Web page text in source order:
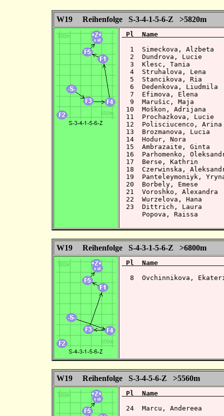
W19 Reihenfolge S-3-4-1-5-6-Z >5820m
Pl  Name
1  Simeckova, Alzbeta
2  Dundrova, Lucie
3  Klesc, Tania
4  Struhalova, Lena
5  Stancikova, Ria
6  Dedenkova, Liudmila
7  Efimova, Elena
9  Marušic, Maja
10  Moškon, Adrijana
11  Prochazkova, Lucie
12  Polisciucenco,
13  Brozmanova, Lucia
14  Hodur, Nora
15  Ambrazaite, Ginta
16  Parhomenko,
17  Berse, Kathrin
18  Czerwinska,
19  Panteleymoniyk,
20  Borbely, Emese
21  Voroshko, Alexandra
22  Wurzelova, Hana
23  Dittrich, Laura
Popova, Raissa
W19 Reihenfolge S-4-3-1-5-6-Z >6800m
Pl  Name
8  Ovchinnikova,
W19 Reihenfolge S-3-4-5-6-Z >5560m
Pl  Name
24  Marcu, Andereea